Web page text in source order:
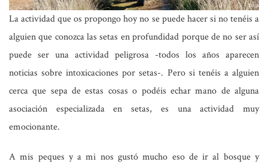
La actividad que os propongo hoy no se puede hacer si no tenéis a
alguien que conozca las setas en profundidad porque de no ser así
puede ser una actividad peligrosa -todos los años aparecen
noticias sobre intoxicaciones por setas-. Pero si tenéis a alguien
cerca que sepa de estas cosas o podéis echar mano de alguna
asociación especializada en setas, es una actividad muy
emocionante.
A mis peques y a mi nos gustó mucho eso de ir al bosque y